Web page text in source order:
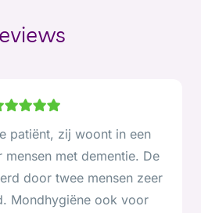
patiënt, zij woont in een
met dementie. De
door twee mensen zeer
Mondhygiëne ook voor